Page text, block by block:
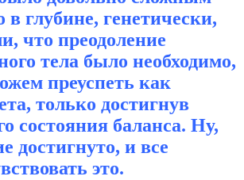
в глубине, генетически,
что преодоление
тела было необходимо,
преуспеть как
только достигнув
состояния баланса. Ну,
достигнуто, и все
это.